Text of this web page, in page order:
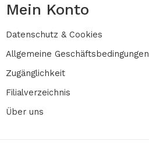
Mein Konto
Datenschutz & Cookies
Allgemeine Geschäftsbedingungen
Zugänglichkeit
Filialverzeichnis
Über uns